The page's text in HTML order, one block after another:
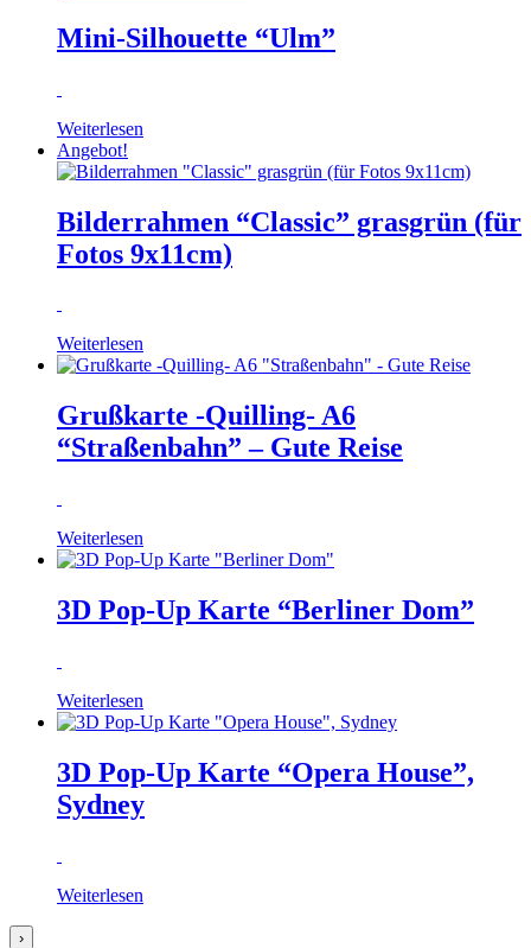
Mini-Silhouette “Ulm”
Weiterlesen
Angebot!
Bilderrahmen “Classic” grasgrün (für
Fotos 9x11cm)
Weiterlesen
Grußkarte -Quilling- A6
“Straßenbahn” – Gute Reise
Weiterlesen
3D Pop-Up Karte “Berliner Dom”
Weiterlesen
3D Pop-Up Karte “Opera House”,
Sydney
Weiterlesen
›